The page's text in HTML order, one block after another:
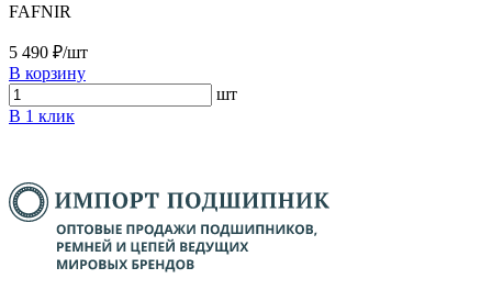
FAFNIR
5 490 ₽/шт
В корзину
шт
В 1 клик